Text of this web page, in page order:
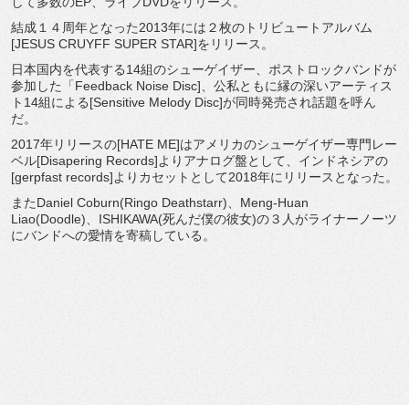
結成１４周年となった2013年には２枚のトリビュートアルバム
[JESUS CRUYFF SUPER STAR]をリリース。
日本国内を代表する14組のシューゲイザー、ポストロックバンドが
参加した「Feedback Noise Disc]、公私ともに縁の深いアーティス
ト14組による[Sensitive Melody Disc]が同時発売され話題を呼ん
だ。
2017年リリースの[HATE ME]はアメリカのシューゲイザー専門レー
ベル[Disapering Records]よりアナログ盤として、インドネシアの
[gerpfast records]よりカセットとして2018年にリリースとなった。
またDaniel Coburn(Ringo Deathstarr)、Meng-Huan
Liao(Doodle)、ISHIKAWA(死んだ僕の彼女)の３人がライナーノーツ
にバンドへの愛情を寄稿している。